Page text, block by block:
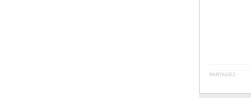
PARTAGEZ :